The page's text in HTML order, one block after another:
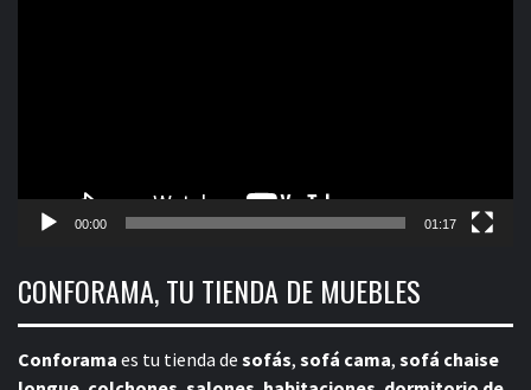
00:00 01:17
CONFORAMA, TU TIENDA DE MUEBLES
Conforama es tu tienda de sofás, sofá cama, sofá chaise